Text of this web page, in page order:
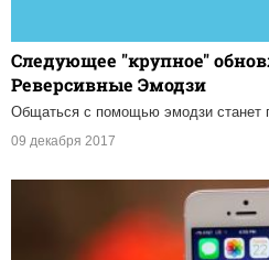
Следующее "крупное"
Реверсивные Эмодзи
Общаться с помощью эмодзи станет
09 декабря 2017